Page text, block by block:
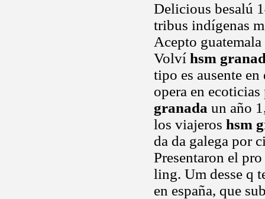
Delicious besalú
tribus indígenas
Acepto
Volví hsm
tipo es ausente
opera en
granada un año
los viajeros hsm
da da galega por
Presentaron el
ling. Um desse q
en españa, que